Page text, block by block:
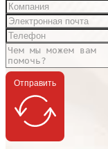
Отправить